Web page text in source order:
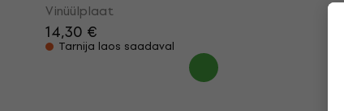
Vinüülplaat
14,30 €
Tarnija laos saadaval